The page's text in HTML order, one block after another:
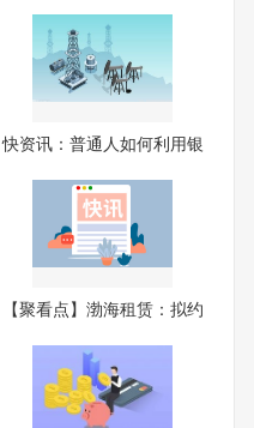
快资讯：普通人如何利用银
【聚看点】渤海租赁：拟约